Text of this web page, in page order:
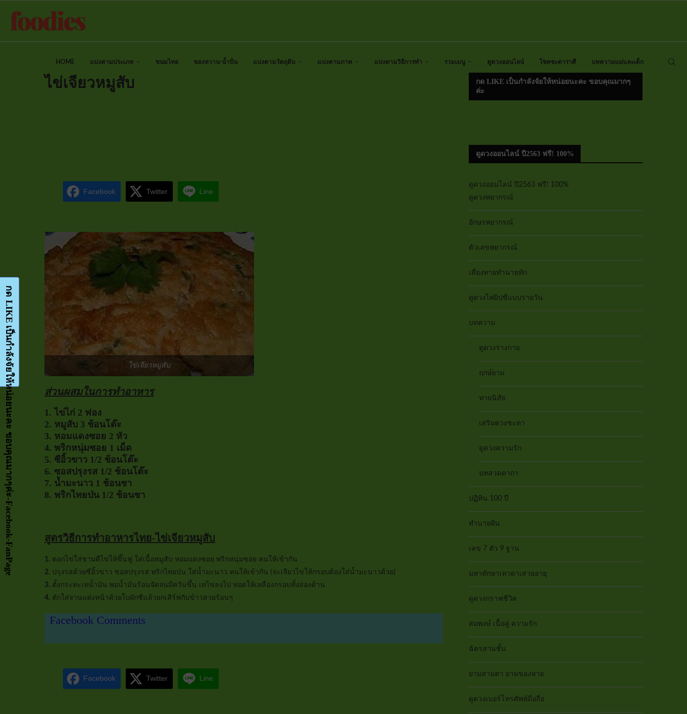
HOME แบ่งตามประเภท ขนมไทย ของหวาน-น้ำปั่น แบ่งตามวัตถุดิบ แบ่งตามภาค แบ่งตามวิธีการทำ รวมเมนู ดูดวงออนไลน์ โชคชะตาราศี บทความแม่และเด็ก
ไข่เจียวหมูสับ
Facebook Twitter Line
ไข่เจียวหมูสับ
ส่วนผสมในการทำอาหาร
1. ไข่ไก่ 2 ฟอง
2. หมูสับ 3 ช้อนโต๊ะ
3. หอมแดงซอย 2 หัว
4. พริกหนุ่มซอย 1 เม็ด
5. ซีอิ้วขาว 1/2 ช้อนโต๊ะ
6. ซอสปรุงรส 1/2 ช้อนโต๊ะ
7. น้ำมะนาว 1 ช้อนชา
8. พริกไทยป่น 1/2 ช้อนชา
สูตรวิธีการทำอาหารไทย-ไข่เจียวหมูสับ
1. ตอกไข่ใส่ชามตีไข่ให้ขึ้นฟู ใส่เนื้อหมูสับ หอมแดงซอย พริกหนุ่มซอย คนให้เข้ากัน
2. ปรุงรสด้วยซีอิ้วขาว ซอสปรุงรส พริกไทยป่น ใส่น้ำมะนาว คนให้เข้ากัน (จะเจียวไข่ให้กรอบต้องใส่น้ำมะนาวด้วย)
3. ตั้งกระทะเทน้ำมัน พอน้ำมันร้อนจัดจนมีควันขึ้น เทไข่ลงไป ทอดให้เหลืองกรอบทั้งสองด้าน
4. ตักใส่จานแต่งหน้าด้วยใบผักชีแล้วยกเสิร์ฟกับข้าวสวยร้อนๆ
Facebook Comments
Facebook Twitter Line
กด LIKE เป็นกำลังจัยให้หน่อยนะคะ ขอบคุณมากๆ
ค่ะ
ดูดวงออนไลน์ ปี2563 ฟรี! 100%
ดูดวงออนไลน์ ปี2563 ฟรี! 100%
ดูดวงพยากรณ์
อักษรพยากรณ์
ตัวเลขพยากรณ์
เสี่ยงทายทำนายทัก
ดูดวงไพ่ยิปซีแบบรายวัน
บทความ
ดูดวงร่างกาย
ฤกษ์ยาม
ทายนิสัย
เสริมดวงชะตา
ดูดวงความรัก
บทสวดคาถา
ปฏิทิน 100 ปี
ทำนายฝัน
เลข 7 ตัว 9 ฐาน
มหาทักษาเทวดาเสวยอายุ
ดูดวงกราฟชีวิต
สมพงษ์ เนื้อคู่ ความรัก
ฉัตรสามชั้น
ยามสามตา ยามของหาย
ดูดวงเบอร์โทรศัพท์มือถือ
กด LIKE เป็นกำลังจัยให้หน่อยนะคะ ขอบคุณมากๆค่ะ-Facebook-FanPage